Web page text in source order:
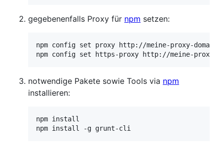
gegebenenfalls Proxy für npm setzen:
npm config set proxy http://meine-proxy-
notwendige Pakete sowie Tools via npm
installieren:
npm install